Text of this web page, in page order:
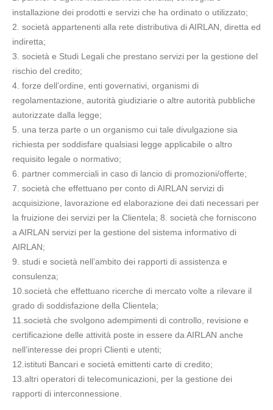
installazione dei prodotti e servizi che ha ordinato o utilizzato;
2. società appartenenti alla rete distributiva di AIRLAN, diretta ed
indiretta;
3. società e Studi Legali che prestano servizi per la gestione del
rischio del credito;
4. forze dell’ordine, enti governativi, organismi di
regolamentazione, autorità giudiziarie o altre autorità pubbliche
autorizzate dalla legge;
5. una terza parte o un organismo cui tale divulgazione sia
richiesta per soddisfare qualsiasi legge applicabile o altro
requisito legale o normativo;
6. partner commerciali in caso di lancio di promozioni/offerte;
7. società che effettuano per conto di AIRLAN servizi di
acquisizione, lavorazione ed elaborazione dei dati necessari per
la fruizione dei servizi per la Clientela; 8. società che forniscono
a AIRLAN servizi per la gestione del sistema informativo di
AIRLAN;
9. studi e società nell’ambito dei rapporti di assistenza e
consulenza;
10.società che effettuano ricerche di mercato volte a rilevare il
grado di soddisfazione della Clientela;
11.società che svolgono adempimenti di controllo, revisione e
certificazione delle attività poste in essere da AIRLAN anche
nell’interesse dei propri Clienti e utenti;
12.istituti Bancari e società emittenti carte di credito;
13.altri operatori di telecomunicazioni, per la gestione dei
rapporti di interconnessione.